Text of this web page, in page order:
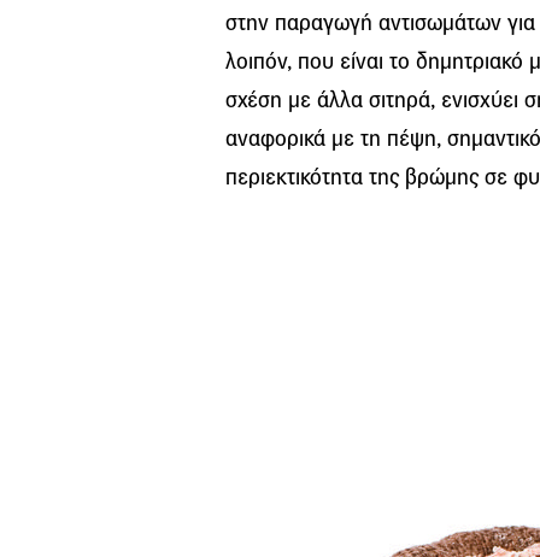
στην παραγωγή αντισωμάτων
λοιπόν, που είναι το
σχέση με άλλα σιτηρά, ενισχύει
αναφορικά με τη πέψη,
περιεκτικότητα της βρώμης σε